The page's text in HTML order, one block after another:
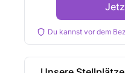
Du kannst vor dem